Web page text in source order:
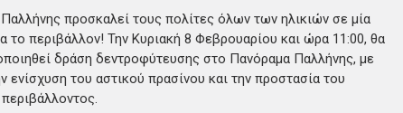
προσκαλεί τους πολίτες όλων των ηλικιών σε μία
το περιβάλλον! Την Κυριακή 8 Φεβρουαρίου και ώρα 11:00, θα
δράση δεντροφύτευσης στο Πανόραμα Παλλήνης, με
ενίσχυση του αστικού πρασίνου και την προστασία του